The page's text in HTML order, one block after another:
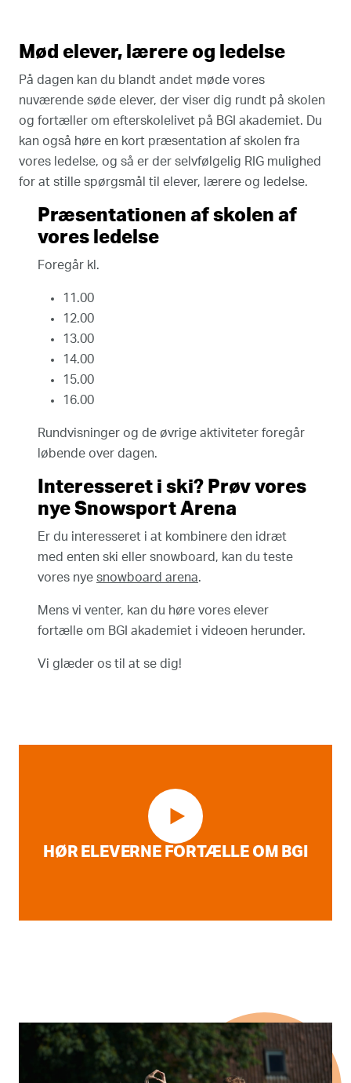
Mød elever, lærere og ledelse
På dagen kan du blandt andet møde vores
nuværende søde elever, der viser dig rundt på skolen
og fortæller om efterskolelivet på BGI akademiet. Du
kan også høre en kort præsentation af skolen fra
vores ledelse, og så er der selvfølgelig RIG mulighed
for at stille spørgsmål til elever, lærere og ledelse.
Præsentationen af skolen af
vores ledelse
Foregår kl.
11.00
12.00
13.00
14.00
15.00
16.00
Rundvisninger og de øvrige aktiviteter foregår
løbende over dagen.
Interesseret i ski? Prøv vores
nye Snowsport Arena
Er du interesseret i at kombinere den idræt
med enten ski eller snowboard, kan du teste
vores nye snowboard arena.
Mens vi venter, kan du høre vores elever
fortælle om BGI akademiet i videoen herunder.
Vi glæder os til at se dig!
HØR ELEVERNE FORTÆLLE OM BGI